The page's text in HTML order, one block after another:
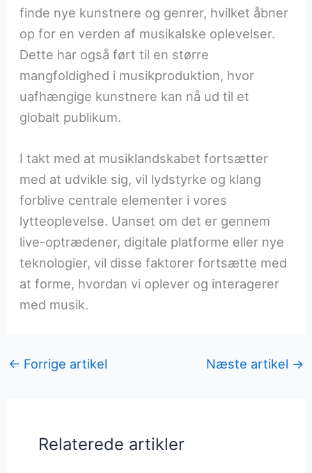
finde nye kunstnere og genrer, hvilket åbner
op for en verden af musikalske oplevelser.
Dette har også ført til en større
mangfoldighed i musikproduktion, hvor
uafhængige kunstnere kan nå ud til et
globalt publikum.
I takt med at musiklandskabet fortsætter
med at udvikle sig, vil lydstyrke og klang
forblive centrale elementer i vores
lytteoplevelse. Uanset om det er gennem
live-optrædener, digitale platforme eller nye
teknologier, vil disse faktorer fortsætte med
at forme, hvordan vi oplever og interagerer
med musik.
← Forrige artikel Næste artikel →
Relaterede artikler